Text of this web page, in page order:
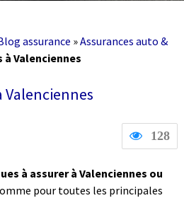
assurance »Assurances auto &
à Valenciennes
Valenciennes
128
à assurer à Valenciennes ou
pour toutes les principales